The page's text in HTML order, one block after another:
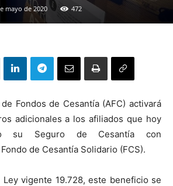
mayo de 2020 472
Fondos de Cesantía (AFC) activará
adicionales a los afiliados que hoy
su Seguro de Cesantía con
de Cesantía Solidario (FCS).
vigente 19.728, este beneficio se